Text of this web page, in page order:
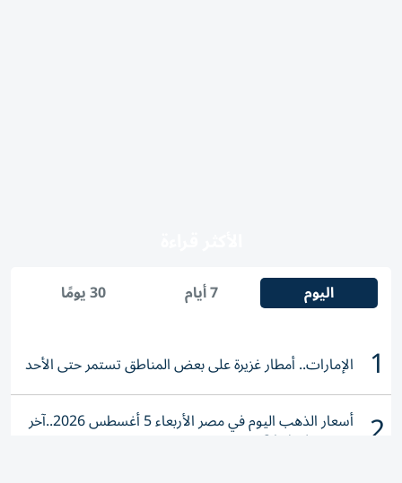
اليوم
1
2 أسعار الذهب اليوم في مصر الأربعاء 5 أغسطس 2026..آخر
تحديث لعيار 21